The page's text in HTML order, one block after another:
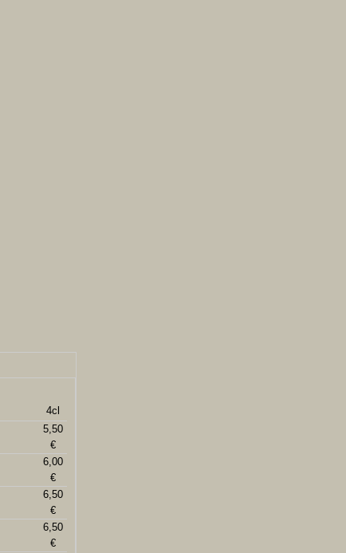
4cl
5,50
€
6,00
€
6,50
€
6,50
€